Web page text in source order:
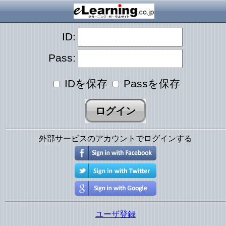
ID:
Pass:
IDを保存 Passを保存
外部サービスのアカウントでログインする
ユーザ登録